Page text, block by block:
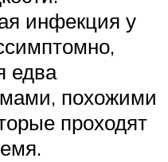
инфекция у
едва
похожими
проходят